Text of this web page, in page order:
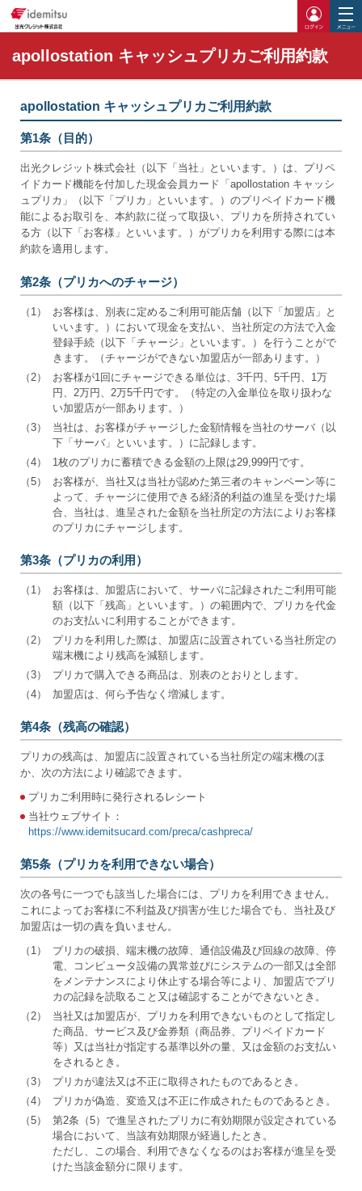
ログイ
apollostation キャッシュプリカご利用約款
apollostation キャッシュプリカご利用約款
第1条（目的）
出光クレジット株式会社（以下「当社」といいます。）は、プリペ
イドカード機能を付加した現金会員カード「apollostation キャッシ
ュプリカ」（以下「プリカ」といいます。）のプリペイドカード機
能によるお取引を、本約款に従って取扱い、プリカを所持されてい
る方（以下「お客様」といいます。）がプリカを利用する際には本
約款を適用します。
第2条（プリカへのチャージ）
（1）
お客様は、別表に定めるご利用可能店舗（以下「加盟店」と
いいます。）において現金を支払い、当社所定の方法で入金
登録手続（以下「チャージ」といいます。）を行うことがで
きます。（チャージができない加盟店が一部あります。）
（2）
お客様が1回にチャージできる単位は、3千円、5千円、1万
円、2万円、2万5千円です。（特定の入金単位を取り扱わな
い加盟店が一部あります。）
（3）
当社は、お客様がチャージした金額情報を当社のサーバ（以
下「サーバ」といいます。）に記録します。
（4）
1枚のプリカに蓄積できる金額の上限は29,999円です。
（5）
お客様が、当社又は当社が認めた第三者のキャンペーン等に
よって、チャージに使用できる経済的利益の進呈を受けた場
合、当社は、進呈された金額を当社所定の方法によりお客様
のプリカにチャージします。
第3条（プリカの利用）
（1）
お客様は、加盟店において、サーバに記録されたご利用可能
額（以下「残高」といいます。）の範囲内で、プリカを代金
のお支払いに利用することができます。
（2）
プリカを利用した際は、加盟店に設置されている当社所定の
端末機により残高を減額します。
（3）
プリカで購入できる商品は、別表のとおりとします。
（4）
加盟店は、何ら予告なく増減します。
第4条（残高の確認）
プリカの残高は、加盟店に設置されている当社所定の端末機のほ
か、次の方法により確認できます。
プリカご利用時に発行されるレシート
当社ウェブサイト：
https://www.idemitsucard.com/preca/cashpreca/
第5条（プリカを利用できない場合）
次の各号に一つでも該当した場合には、プリカを利用できません。
これによってお客様に不利益及び損害が生じた場合でも、当社及び
加盟店は一切の責を負いません。
（1）
プリカの破損、端末機の故障、通信設備及び回線の故障、停
電、コンピュータ設備の異常並びにシステムの一部又は全部
をメンテナンスにより休止する場合等により、加盟店でプリ
カの記録を読取ること又は確認することができないとき。
（2）
当社又は加盟店が、プリカを利用できないものとして指定し
た商品、サービス及び金券類（商品券、プリペイドカード
等）又は当社が指定する基準以外の量、又は金額のお支払い
をされるとき。
（3）
プリカが違法又は不正に取得されたものであるとき。
（4）
プリカが偽造、変造又は不正に作成されたものであるとき。
（5）
第2条（5）で進呈されたプリカに有効期限が設定されている
場合において、当該有効期限が経過したとき。
ただし、この場合、利用できなくなるのはお客様が進呈を受
けた当該金額分に限ります。